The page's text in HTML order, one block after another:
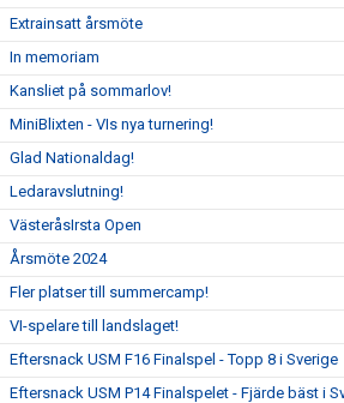
Extrainsatt årsmöte
In memoriam
Kansliet på sommarlov!
MiniBlixten - VIs nya turnering!
Glad Nationaldag!
Ledaravslutning!
VästeråsIrsta Open
Årsmöte 2024
Fler platser till summercamp!
VI-spelare till landslaget!
Eftersnack USM F16 Finalspel - Topp 8 i Sverige
Eftersnack USM P14 Finalspelet - Fjärde bäst i